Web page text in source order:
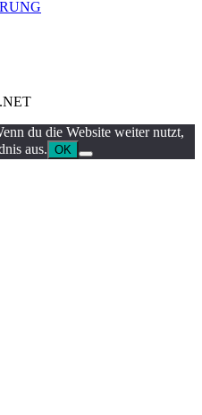
du die Website weiter nutzt,
aus. OK